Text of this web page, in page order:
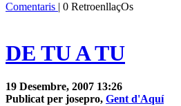
Comentaris | 0 RetroenllaçOs
DE TU A TU
19 Desembre, 2007 13:26
Publicat per josepro, Gent d'Aquí